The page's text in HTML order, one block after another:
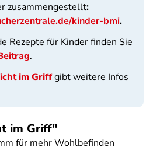
zusammengestellt:
kinder-bmi.
Rezepte für Kinder finden Sie
.
im Griffgibt weitere Infos
im Griff"
für mehr Wohlbefinden